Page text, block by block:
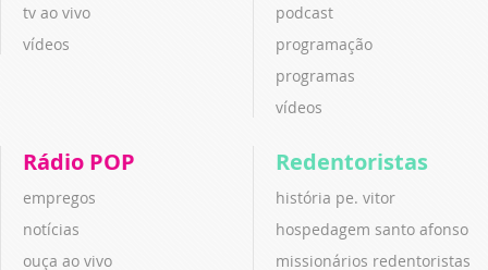
tv ao vivo
vídeos
podcast
programação
programas
vídeos
Rádio POP
empregos
notícias
ouça ao vivo
Redentoristas
história pe. vitor
hospedagem santo afonso
missionários redentoristas